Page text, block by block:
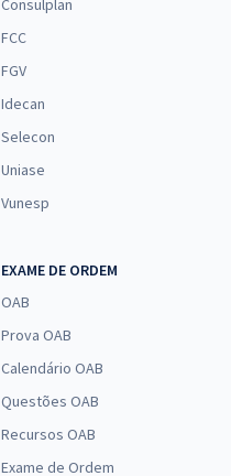
Consulplan
FCC
FGV
Idecan
Selecon
Uniase
Vunesp
EXAME DE ORDEM
OAB
Prova OAB
Calendário OAB
Questões OAB
Recursos OAB
Exame de Ordem